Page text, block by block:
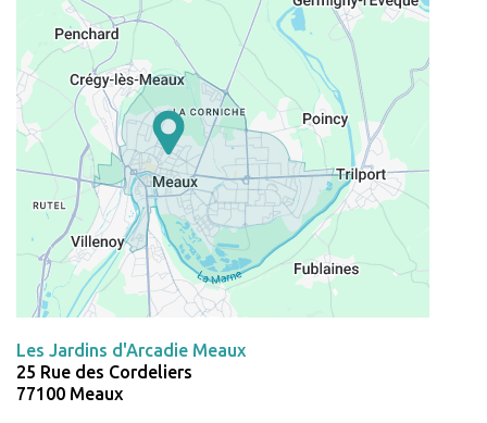
Les Jardins d'Arcadie Meaux
25 Rue des Cordeliers
77100 Meaux